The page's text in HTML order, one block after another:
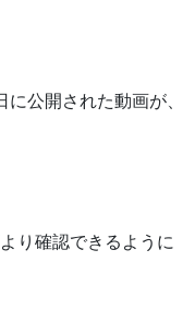
公開された動画が、
り確認できるように